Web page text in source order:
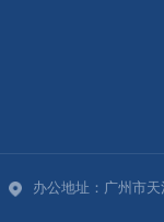
办公地址：广州市